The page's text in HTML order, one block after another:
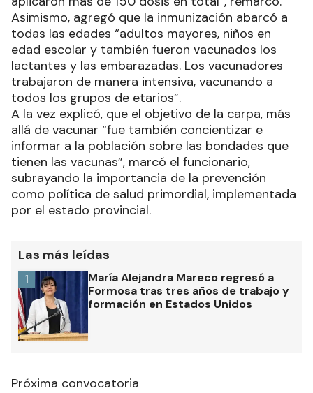
Asimismo, agregó que la inmunización abarcó a
todas las edades “adultos mayores, niños en
edad escolar y también fueron vacunados los
lactantes y las embarazadas. Los vacunadores
trabajaron de manera intensiva, vacunando a
todos los grupos de etarios”.
A la vez explicó, que el objetivo de la carpa, más
allá de vacunar “fue también concientizar e
informar a la población sobre las bondades que
tienen las vacunas”, marcó el funcionario,
subrayando la importancia de la prevención
como política de salud primordial, implementada
por el estado provincial.
Las más leídas
María Alejandra Mareco regresó a
Formosa tras tres años de trabajo y
formación en Estados Unidos
1
Próxima convocatoria